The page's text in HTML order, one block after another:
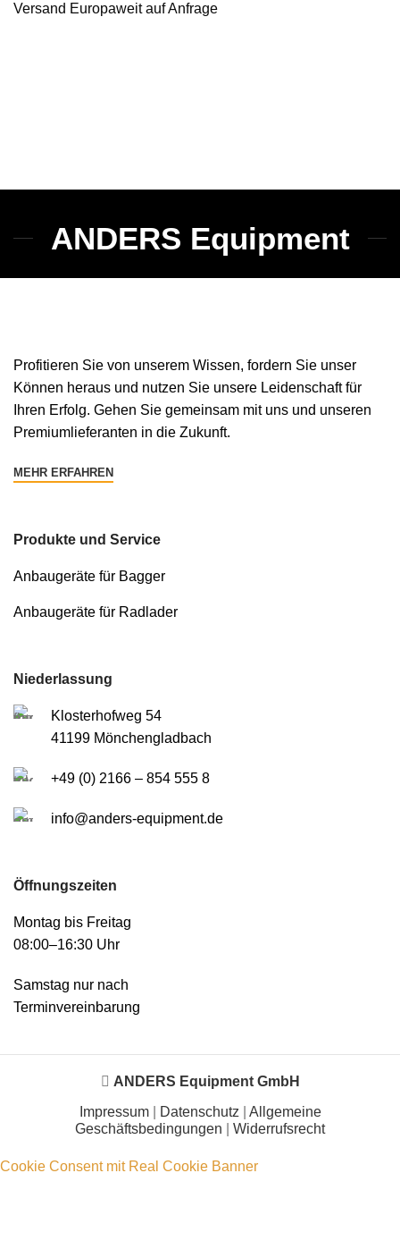
Versand Europaweit auf Anfrage
ANDERS Equipment
Profitieren Sie von unserem Wissen, fordern Sie unser
Können heraus und nutzen Sie unsere Leidenschaft für
Ihren Erfolg. Gehen Sie gemeinsam mit uns und unseren
Premiumlieferanten in die Zukunft.
MEHR ERFAHREN
Produkte und Service
Anbaugeräte für Bagger
Anbaugeräte für Radlader
Niederlassung
Klosterhofweg 54
41199 Mönchengladbach
+49 (0) 2166 – 854 555 8
info@anders-equipment.de
Öffnungszeiten
Montag bis Freitag
08:00–16:30 Uhr
Samstag nur nach
Terminvereinbarung
ANDERS Equipment GmbH
Impressum| Datenschutz| Allgemeine
Geschäftsbedingungen
Widerrufsrecht
Cookie Consent mit Real Cookie Banner